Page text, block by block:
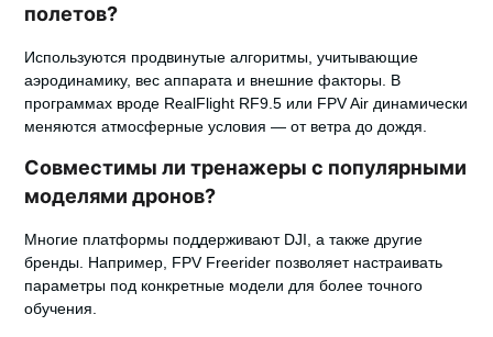
полетов?
Используются продвинутые алгоритмы, учитывающие
аэродинамику, вес аппарата и внешние факторы. В
программах вроде RealFlight RF9.5 или FPV Air динамически
меняются атмосферные условия — от ветра до дождя.
Совместимы ли тренажеры с популярными
моделями дронов?
Многие платформы поддерживают DJI, а также другие
бренды. Например, FPV Freerider позволяет настраивать
параметры под конкретные модели для более точного
обучения.